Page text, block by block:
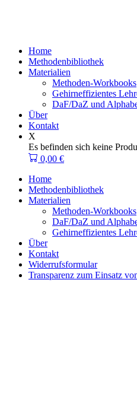
Home
Methodenbibliothek
Materialien
Methoden-Workbooks
Gehirneffizientes
DaF/DaZ und
Über
Kontakt
X
Es befinden sich keine
0,00 €
Home
Methodenbibliothek
Materialien
Methoden-Workbooks
DaF/DaZ und
Gehirneffizientes
Über
Kontakt
Widerrufsformular
Transparenz zum Einsatz